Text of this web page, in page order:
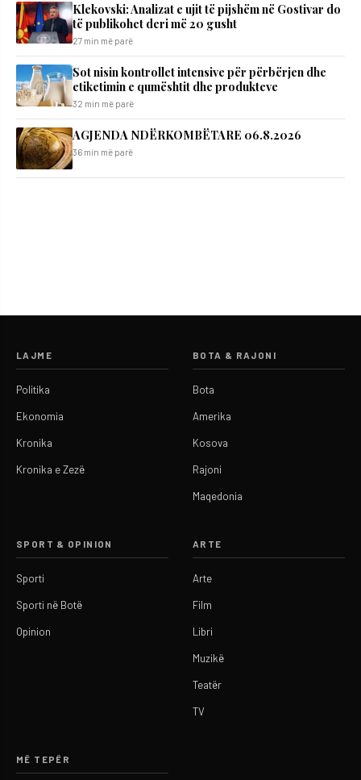
Klekovski: Analizat e ujit të pijshëm në Gostivar do
të publikohet deri më 20 gusht
27 min më parë
Sot nisin kontrollet intensive për përbërjen dhe
etiketimin e qumështit dhe produkteve
32 min më parë
AGJENDA NDËRKOMBËTARE 06.8.2026
36 min më parë
LAJME
Politika
Ekonomia
Kronika
Kronika e Zezë
BOTA & RAJONI
Bota
Amerika
Kosova
Rajoni
Maqedonia
SPORT & OPINION
Sporti
Sporti në Botë
Opinion
ARTE
Arte
Film
Libri
Muzikë
Teatër
TV
MË TEPËR